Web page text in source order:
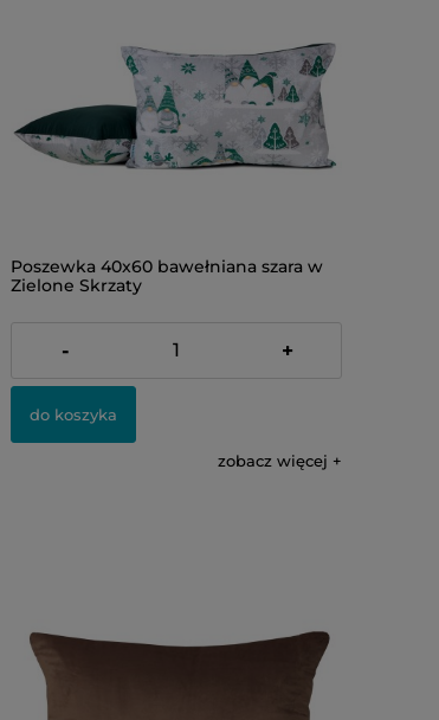
Poszewka 40x60 bawełniana szara w
Zielone Skrzaty
28,00 zł
- +
do koszyka
zobacz więcej